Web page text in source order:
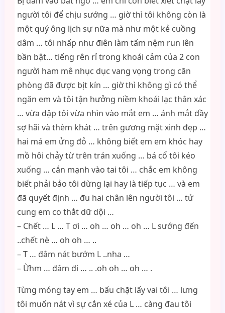
người tôi để chịu sướng … giờ thì tôi không còn là
một quý ông lịch sự nữa mà như một kẻ cuồng
dâm … tôi nhấp như điên làm tấm nệm run lên
bần bật… tiếng rên rỉ trong khoái cảm của 2 con
người ham mê nhục dục vang vọng trong căn
phòng đã được bịt kín … giờ thì không gì có thể
ngăn em và tôi tận hưởng niềm khoái lạc thân xác
… vừa dập tôi vừa nhìn vào mắt em … ánh mắt đầy
sợ hãi và thèm khát … trên gương mặt xinh đẹp …
hai má em ửng đỏ … không biết em em khóc hay
mồ hôi chảy từ trên trán xuống … bá cổ tôi kéo
xuống … cắn mạnh vào tai tôi … chắc em không
biết phải bảo tôi dừng lại hay là tiếp tục … và em
đã quyết định … đu hai chân lên người tôi … tử
cung em co thắt dữ dội …
– Chết … L … T ơi … oh … oh … oh … L sướng đến
..chết nè … oh oh … ..
– T … đâm nát bướm L ..nha …
– Ừhm … đâm đi … .. .oh oh … oh … .
Từng móng tay em … bấu chặt lấy vai tôi … lưng
tôi muốn nát vì sự cắn xé của L … càng đau tôi